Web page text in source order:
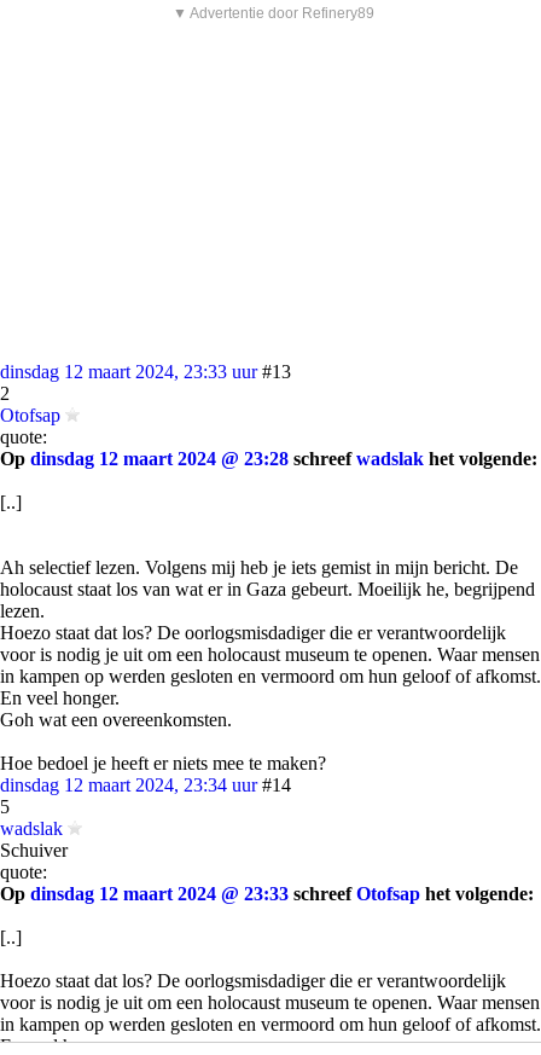
▼ Advertentie door Refinery89
dinsdag 12 maart 2024, 23:33 uur #13
2
Otofsap
quote:
Op dinsdag 12 maart 2024 @ 23:28 schreefwadslak het volgende:
[..]
Ah selectief lezen. Volgens mij heb je iets gemist in mijn bericht. De
holocaust staat los van wat er in Gaza gebeurt. Moeilijk he, begrijpend
lezen.
Hoezo staat dat los? De oorlogsmisdadiger die er verantwoordelijk
voor is nodig je uit om een holocaust museum te openen. Waar mensen
in kampen op werden gesloten en vermoord om hun geloof of afkomst.
En veel honger.
Goh wat een overeenkomsten.
Hoe bedoel je heeft er niets mee te maken?
dinsdag 12 maart 2024, 23:34 uur #14
5
wadslak
Schuiver
quote:
Op dinsdag 12 maart 2024 @ 23:33 schreefOtofsap het volgende:
[..]
Hoezo staat dat los? De oorlogsmisdadiger die er verantwoordelijk
voor is nodig je uit om een holocaust museum te openen. Waar mensen
in kampen op werden gesloten en vermoord om hun geloof of afkomst.
En veel honger.